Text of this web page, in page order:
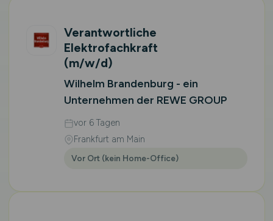
Verantwortliche
Elektrofachkraft
(m/w/d)
Wilhelm Brandenburg - ein
Unternehmen der REWE GROUP
vor 6 Tagen
Frankfurt am Main
Vor Ort (kein Home-Office)